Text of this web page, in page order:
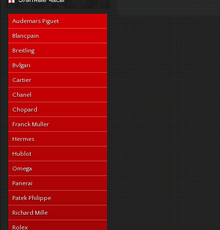
Audemars Piguet
Blancpain
Breitling
Bvlgari
Cartier
Chanel
Chopard
Franck Muller
Hermes
Hublot
Omega
Panerai
Patek Philippe
Richard Mille
Rolex